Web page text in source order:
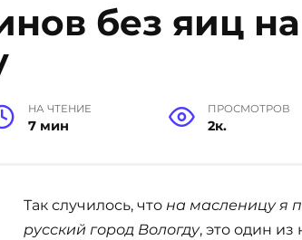
без яиц на
НА ЧТЕНИЕ
7 мин
ПРОСМОТРОВ
2к.
Так случилось, что на масленицу я
русский город Вологду, это один из